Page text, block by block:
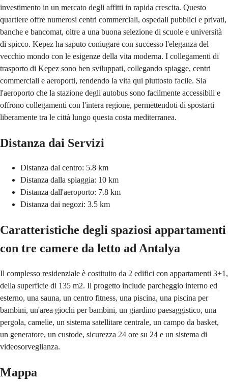
investimento in un mercato degli affitti in rapida crescita. Questo
quartiere offre numerosi centri commerciali, ospedali pubblici e privati,
banche e bancomat, oltre a una buona selezione di scuole e università
di spicco. Kepez ha saputo coniugare con successo l'eleganza del
vecchio mondo con le esigenze della vita moderna. I collegamenti di
trasporto di Kepez sono ben sviluppati, collegando spiagge, centri
commerciali e aeroporti, rendendo la vita qui piuttosto facile. Sia
l'aeroporto che la stazione degli autobus sono facilmente accessibili e
offrono collegamenti con l'intera regione, permettendoti di spostarti
liberamente tra le città lungo questa costa mediterranea.
Distanza dai Servizi
Distanza dal centro: 5.8 km
Distanza dalla spiaggia: 10 km
Distanza dall'aeroporto: 7.8 km
Distanza dai negozi: 3.5 km
Caratteristiche degli spaziosi appartamenti
con tre camere da letto ad Antalya
Il complesso residenziale è costituito da 2 edifici con appartamenti 3+1,
della superficie di 135 m2. Il progetto include parcheggio interno ed
esterno, una sauna, un centro fitness, una piscina, una piscina per
bambini, un'area giochi per bambini, un giardino paesaggistico, una
pergola, camelie, un sistema satellitare centrale, un campo da basket,
un generatore, un custode, sicurezza 24 ore su 24 e un sistema di
videosorveglianza.
Mappa